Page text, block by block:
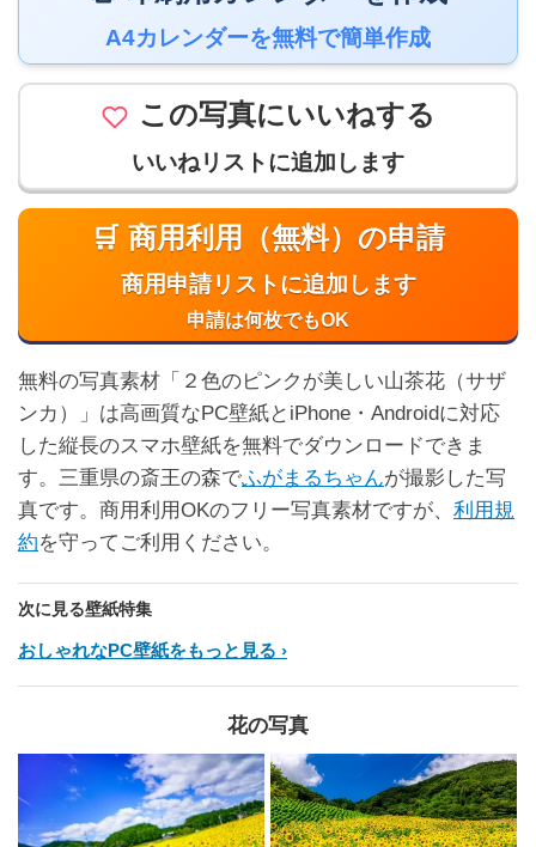
A4カレンダーを無料で簡単作成
この写真にいいねする
いいねリストに追加します
🛒 商用利用（無料）の申請
商用申請リストに追加します
申請は何枚でもOK
無料の写真素材「２色のピンクが美しい山茶花（サザ
ンカ）」は高画質なPC壁紙とiPhone・Androidに対応
した縦長のスマホ壁紙を無料でダウンロードできま
す。三重県の斎王の森でふがまるちゃんが撮影した写
真です。商用利用OKのフリー写真素材ですが、 利用規
約を守ってご利用ください。
次に見る壁紙特集
おしゃれなPC壁紙をもっと見る
花の写真